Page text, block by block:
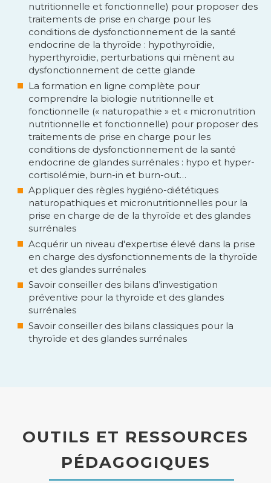
nutritionnelle et fonctionnelle) pour proposer des
traitements de prise en charge pour les
conditions de dysfonctionnement de la santé
endocrine de la thyroïde : hypothyroïdie,
hyperthyroïdie, perturbations qui mènent au
dysfonctionnement de cette glande
La formation en ligne complète pour
comprendre la biologie nutritionnelle et
fonctionnelle (« naturopathie » et « micronutrition
nutritionnelle et fonctionnelle) pour proposer des
traitements de prise en charge pour les
conditions de dysfonctionnement de la santé
endocrine de glandes surrénales : hypo et hyper-
cortisolémie, burn-in et burn-out…
Appliquer des règles hygiéno-diététiques
naturopathiques et micronutritionnelles pour la
prise en charge de de la thyroïde et des glandes
surrénales
Acquérir un niveau d'expertise élevé dans la prise
en charge des dysfonctionnements de la thyroïde
et des glandes surrénales
Savoir conseiller des bilans d’investigation
préventive pour la thyroïde et des glandes
surrénales
Savoir conseiller des bilans classiques pour la
thyroïde et des glandes surrénales
OUTILS ET RESSOURCES
PÉDAGOGIQUES